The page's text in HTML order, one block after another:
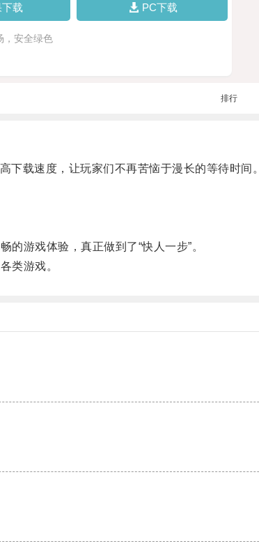
载 PC下载
，安全绿色
排行
载速度，让玩家们不再苦恼于漫长的等待时间。
游戏体验，真正做到了“快人一步”。
类游戏。